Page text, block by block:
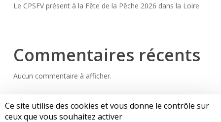
Ce site utilise des cookies et vous donne le contrôle sur
ceux que vous souhaitez activer
Le CPSFV présent à la Fête de la Pêche 2026 dans la Loire
Commentaires récents
Aucun commentaire à afficher.